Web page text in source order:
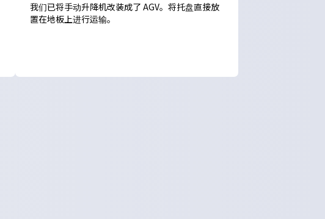
我们已将手动升降机改装成了 AGV。将托盘直接放
置在地板上进行运输。